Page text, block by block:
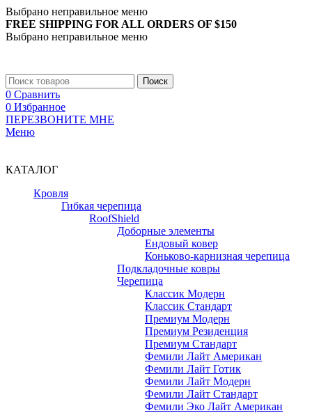
Выбрано неправильное меню
FREE SHIPPING FOR ALL ORDERS OF $150
Выбрано неправильное меню
Поиск
0 Сравнить
0 Избранное
ПЕРЕЗВОНИТЕ МНЕ
Меню
КАТАЛОГ
Кровля
Гибкая черепица
RoofShield
Доборные элементы
Ендовый ковер
Коньково-карнизная черепица
Подкладочные ковры
Черепица
Классик Модерн
Классик Стандарт
Премиум Модерн
Премиум Резиденция
Премиум Стандарт
Фемили Лайт Американ
Фемили Лайт Готик
Фемили Лайт Модерн
Фемили Лайт Стандарт
Фемили Эко Лайт Американ